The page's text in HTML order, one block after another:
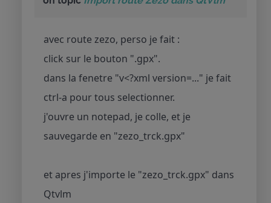
avec route zezo, perso je fait :
click sur le bouton ".gpx".
dans la fenetre "v<?xml version=..." je fait
ctrl-a pour tous selectionner.
j'ouvre un notepad, je colle, et je
sauvegarde en "zezo_trck.gpx"
et apres j'importe le "zezo_trck.gpx" dans
Qtvlm